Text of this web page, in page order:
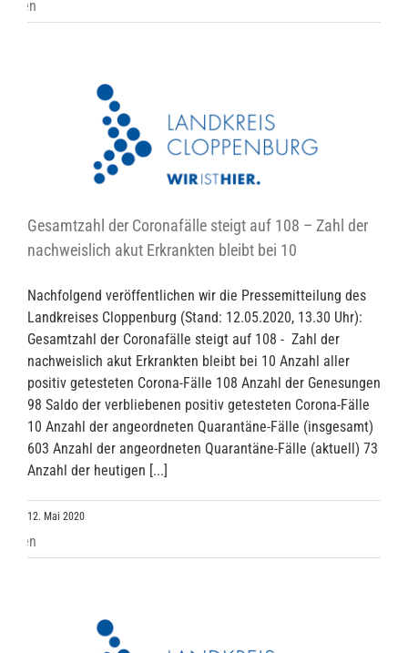
Gesamtzahl der Coronafälle steigt auf 108 – Zahl der
nachweislich akut Erkrankten bleibt bei 10
Nachfolgend veröffentlichen wir die Pressemitteilung des
Landkreises Cloppenburg (Stand: 12.05.2020, 13.30 Uhr):
Gesamtzahl der Coronafälle steigt auf 108 - Zahl der
nachweislich akut Erkrankten bleibt bei 10 Anzahl aller
positiv getesteten Corona-Fälle 108 Anzahl der Genesungen
98 Saldo der verbliebenen positiv getesteten Corona-Fälle
10 Anzahl der angeordneten Quarantäne-Fälle (insgesamt)
603 Anzahl der angeordneten Quarantäne-Fälle (aktuell) 73
Anzahl der heutigen [...]
12. Mai 2020